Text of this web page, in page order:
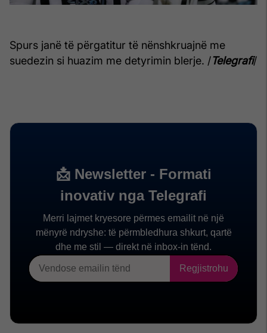
Spurs janë të përgatitur të nënshkruajnë me
suedezin si huazim me detyrimin blerje. /Telegrafi/